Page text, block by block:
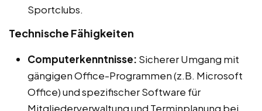
Sportclubs.
Technische Fähigkeiten
Computerkenntnisse: Sicherer Umgang mit
gängigen Office-Programmen (z.B. Microsoft
Office) und spezifischer Software für
Mitgliederverwaltung und Terminplanung bei